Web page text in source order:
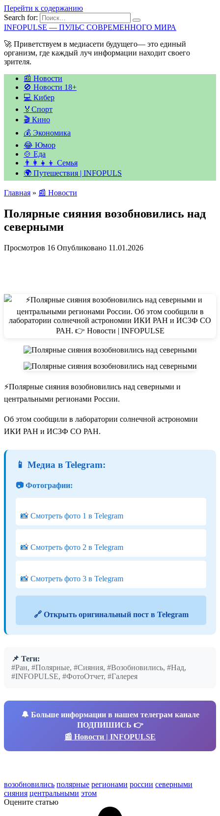
Перейти к содержанию
Search for:
INFOPULSE — ПУЛЬС СОВРЕМЕННОГО МИРА
🚀 Приветствуем в медиасети будущего— это единый
организм, где каждый луч информации находит своего
зрителя.
📰 Новости
🚫 Новости 18+
💻 Кибер
🏅Спорт
🎬 Кино
💰 Экономика
😂 Юмор
🍲 Еда
👨‍👩‍👧‍👦 Семья
🌍 Путешествия | INFOPULS
Главная » 📰 Новости
Полярные сияния возобновились над
северными
Просмотров 16 Опубликовано 11.01.2026
⚡️Полярные сияния возобновились над северными и
центральными регионами России.
Об этом сообщили в лаборатории солнечной астрономии
ИКИ РАН и ИСЗФ СО РАН.
📱 Медиа в Telegram:
📷 Фотографии:
📸 Смотреть фото 1 в Telegram
📸 Смотреть фото 2 в Telegram
📸 Смотреть фото 3 в Telegram
🔗 Открыть оригинальный пост в Telegram
📌 Теги:
#Ран, #Полярные, #Сияния, #Возобновились, #Над,
#INFOPULSE, #ФотоОтчет, #Галерея
🔔 Больше информации в нашем телеграм канале
ПОДПИШИСЬ 👉
📰 Новости | INFOPULSE
возобновились полярные регионами россии северными
сияния центральными этом
Оцените статью